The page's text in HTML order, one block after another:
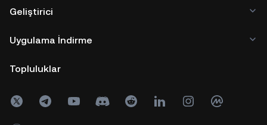
Geliştirici
Uygulama İndirme
Topluluklar